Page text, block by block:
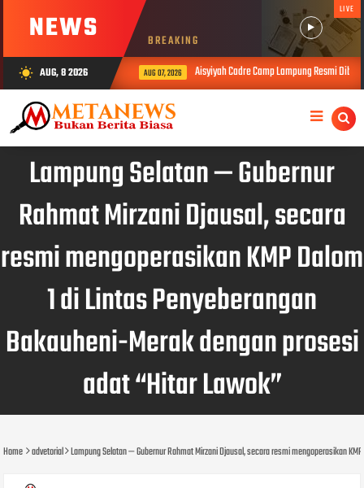
NEWS BREAKING
LIVE
wb_sunny AUG, 8 2026 AUG 07, 2026 Aisyiyah Cadre Camp Lampung Resmi
Lampung Selatan — Gubernur
Rahmat Mirzani Djausal, secara
resmi mengoperasikan KMP Dalom
1 di Lintas Penyeberangan
Bakauheni-Merak dengan prosesi
adat “Hitar Lawok”
Home advetorial Lampung Selatan — Gubernur Rahmat Mirzani Djausal, secara resmi mengoperasikan